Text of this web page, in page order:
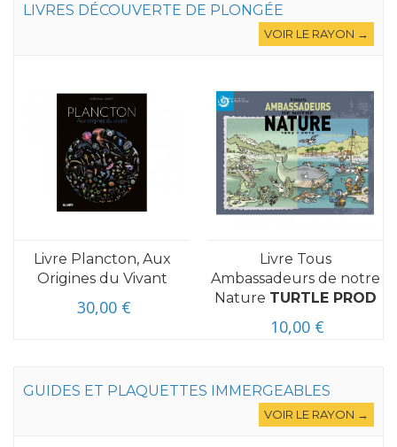
LIVRES DÉCOUVERTE DE PLONGÉE
VOIR LE RAYON →
Livre Plancton, Aux
Origines du Vivant
30,00 €
Livre Tous
Ambassadeurs de notre
Nature TURTLE PROD
10,00 €
GUIDES ET PLAQUETTES IMMERGEABLES
VOIR LE RAYON →